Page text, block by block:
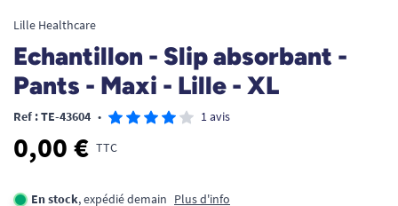
Lille Healthcare
Echantillon - Slip absorbant -
Pants - Maxi - Lille - XL
Ref : TE-43604 • 1 avis
0,00 € TTC
En stock, expédié demain Plus d'info